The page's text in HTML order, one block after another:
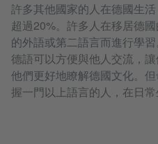
許多其他國家的人在德國生
超過20%。許多人在移居德
的外語或第二語言而進行學
德語可以方便與他人交流，
他們更好地瞭解德國文化。
握一門以上語言的人，在日